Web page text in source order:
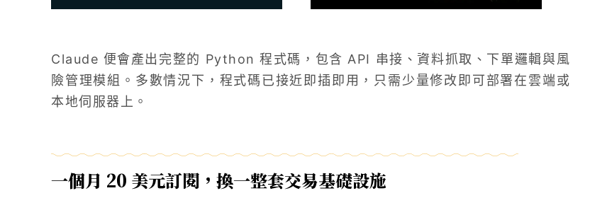
Claude 便會產出完整的 Python 程式碼，包含 API 串接、資料抓取、下單邏輯與風
險管理模組。多數情況下，程式碼已接近即插即用，只需少量修改即可部署在雲端或
本地伺服器上。
一個月 20 美元訂閱，換一整套交易基礎設施